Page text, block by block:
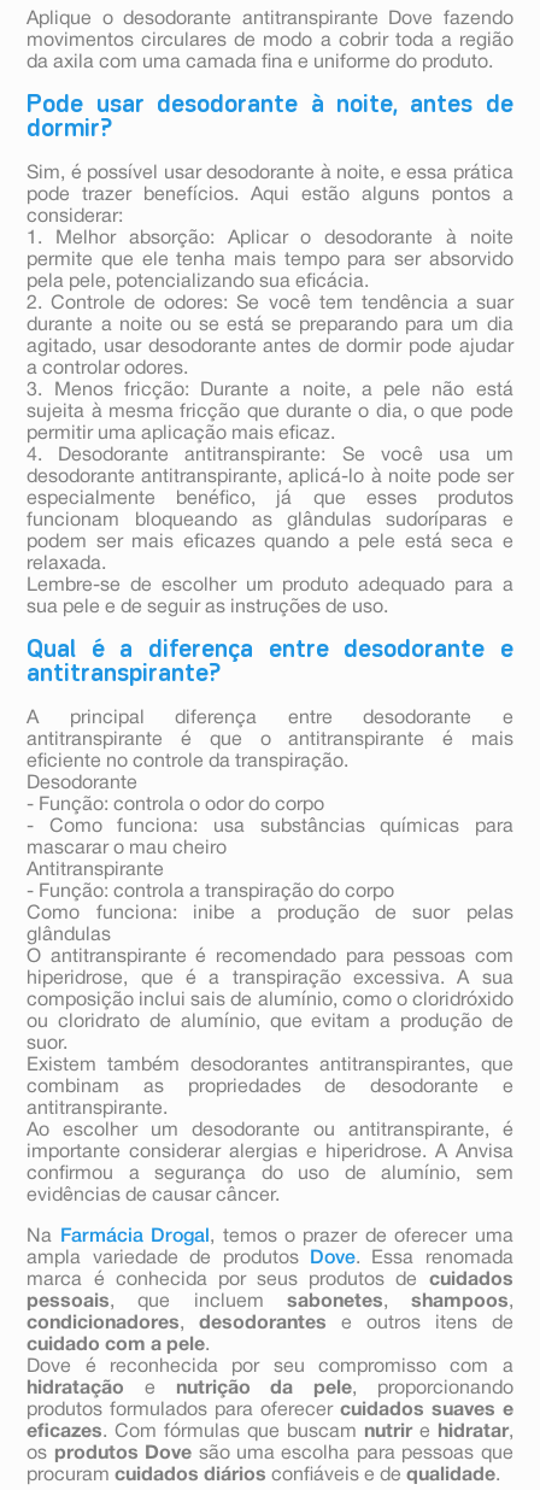
Aplique o desodorante antitranspirante Dove fazendo
movimentos circulares de modo a cobrir toda a região
da axila com uma camada fina e uniforme do produto.
Pode usar desodorante à noite, antes de
dormir?
Sim, é possível usar desodorante à noite, e essa prática
pode trazer benefícios. Aqui estão alguns pontos a
considerar:
1. Melhor absorção: Aplicar o desodorante à noite
permite que ele tenha mais tempo para ser absorvido
pela pele, potencializando sua eficácia.
2. Controle de odores: Se você tem tendência a suar
durante a noite ou se está se preparando para um dia
agitado, usar desodorante antes de dormir pode ajudar
a controlar odores.
3. Menos fricção: Durante a noite, a pele não está
sujeita à mesma fricção que durante o dia, o que pode
permitir uma aplicação mais eficaz.
4. Desodorante antitranspirante: Se você usa um
desodorante antitranspirante, aplicá-lo à noite pode ser
especialmente benéfico, já que esses produtos
funcionam bloqueando as glândulas sudoríparas e
podem ser mais eficazes quando a pele está seca e
relaxada.
Lembre-se de escolher um produto adequado para a
sua pele e de seguir as instruções de uso.
Qual é a diferença entre desodorante e
antitranspirante?
A principal diferença entre desodorante e
antitranspirante é que o antitranspirante é mais
eficiente no controle da transpiração.
Desodorante
- Função: controla o odor do corpo
- Como funciona: usa substâncias químicas para
mascarar o mau cheiro
Antitranspirante
- Função: controla a transpiração do corpo
Como funciona: inibe a produção de suor pelas
glândulas
O antitranspirante é recomendado para pessoas com
hiperidrose, que é a transpiração excessiva. A sua
composição inclui sais de alumínio, como o cloridróxido
ou cloridrato de alumínio, que evitam a produção de
suor.
Existem também desodorantes antitranspirantes, que
combinam as propriedades de desodorante e
antitranspirante.
Ao escolher um desodorante ou antitranspirante, é
importante considerar alergias e hiperidrose. A Anvisa
confirmou a segurança do uso de alumínio, sem
evidências de causar câncer.
Na Farmácia Drogal , temos o prazer de oferecer uma
ampla variedade de produtos
Dove. Essa renomada
marca é conhecida por seus produtos de cuidados
pessoais, que incluem sabonetes, shampoos,
condicionadores,desodorantes e outros itens de
cuidado com a pele.
Dove é reconhecida por seu compromisso com a
hidratação e nutrição da pele, proporcionando
produtos formulados para oferecer cuidados suaves e
eficazes. Com fórmulas que buscam nutrire hidratar,
os produtos Dove são uma escolha para pessoas que
procuramcuidados diários confiáveis e dequalidade.